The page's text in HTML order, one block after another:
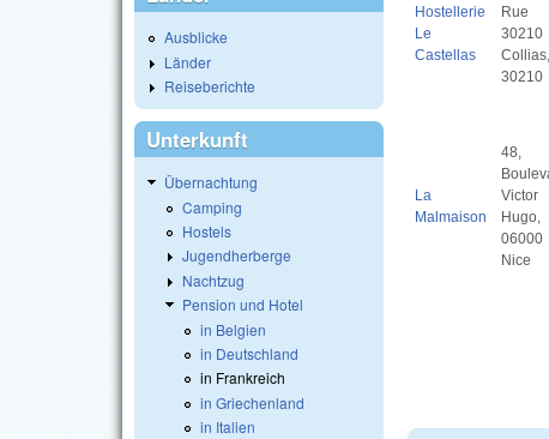
Hostellerie
Le
Castellas
Rue
30210
Collias,
30210
La
Malmaison
48,
Victor
Hugo,
06000
Nice
Ausblicke
Länder
Reiseberichte
Unterkunft
Übernachtung
Camping
Hostels
Jugendherberge
Nachtzug
Pension und Hotel
in Belgien
in Deutschland
in Frankreich
in Griechenland
in Italien